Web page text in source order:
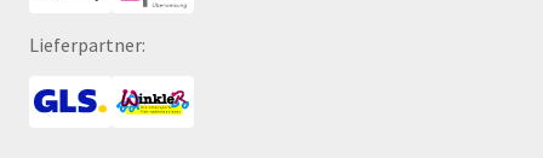
Lieferpartner: